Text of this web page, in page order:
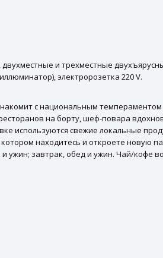
и трехместные
электророзетка 220 V.
с национальным
на борту, шеф-повара
используются свежие локальные
находитесь и откроете новую
ужин; завтрак, обед и ужин. Чай/кофе